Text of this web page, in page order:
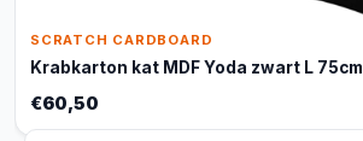
SCRATCH CARDBOARD
Krabkarton kat MDF Yoda zwart L 75cm
€60,50